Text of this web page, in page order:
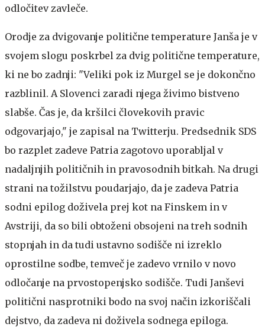
odločitev zavleče.
Orodje za dvigovanje politične temperature Janša je v
svojem slogu poskrbel za dvig politične temperature,
ki ne bo zadnji: "Veliki pok iz Murgel se je dokončno
razblinil. A Slovenci zaradi njega živimo bistveno
slabše. Čas je, da kršilci človekovih pravic
odgovarjajo," je zapisal na Twitterju. Predsednik SDS
bo razplet zadeve Patria zagotovo uporabljal v
nadaljnjih političnih in pravosodnih bitkah. Na drugi
strani na tožilstvu poudarjajo, da je zadeva Patria
sodni epilog doživela prej kot na Finskem in v
Avstriji, da so bili obtoženi obsojeni na treh sodnih
stopnjah in da tudi ustavno sodišče ni izreklo
oprostilne sodbe, temveč je zadevo vrnilo v novo
odločanje na prvostopenjsko sodišče. Tudi Janševi
politični nasprotniki bodo na svoj način izkoriščali
dejstvo, da zadeva ni doživela sodnega epiloga.